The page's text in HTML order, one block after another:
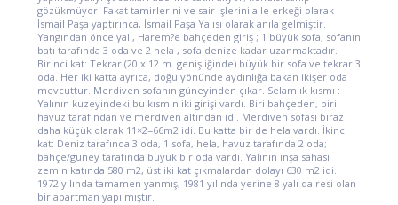
gözükmüyor. Fakat tamirlerini ve sair işlerini aile erkeği olarak
İsmail Paşa yaptırınca, İsmail Paşa Yalısı olarak anıla gelmiştir.
Yangından önce yalı, Harem?e bahçeden giriş ; 1 büyük sofa, sofanın
batı tarafında 3 oda ve 2 hela , sofa denize kadar uzanmaktadır.
Birinci kat: Tekrar (20 x 12 m. genişliğinde) büyük bir sofa ve tekrar 3
oda. Her iki katta ayrıca, doğu yönünde aydınlığa bakan ikişer oda
mevcuttur. Merdiven sofanın güneyinden çıkar. Selamlık kısmı :
Yalının kuzeyindeki bu kısmın iki girişi vardı. Biri bahçeden, biri
havuz tarafından ve merdiven altından idi. Merdiven sofası biraz
daha küçük olarak 11×2=66m2 idi. Bu katta bir de hela vardı. İkinci
kat: Deniz tarafında 3 oda, 1 sofa, hela, havuz tarafında 2 oda;
bahçe/güney tarafında büyük bir oda vardı. Yalının inşa sahası
zemin katında 580 m2, üst iki kat çıkmalardan dolayı 630 m2 idi.
1972 yılında tamamen yanmış, 1981 yılında yerine 8 yalı dairesi olan
bir apartman yapılmıştır.